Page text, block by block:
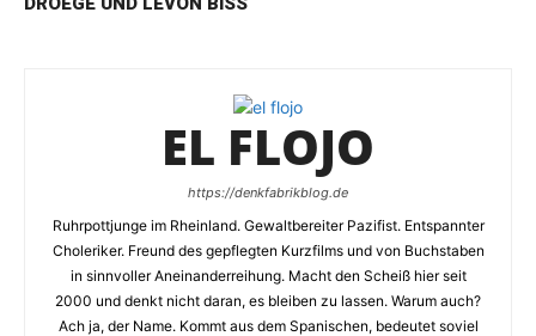
EL FLOJO
https://denkfabrikblog.de
Ruhrpottjunge im Rheinland. Gewaltbereiter Pazifist. Entspannter
Choleriker. Freund des gepflegten Kurzfilms und von Buchstaben
in sinnvoller Aneinanderreihung. Macht den Scheiß hier seit
2000 und denkt nicht daran, es bleiben zu lassen. Warum auch?
Ach ja, der Name. Kommt aus dem Spanischen, bedeutet soviel